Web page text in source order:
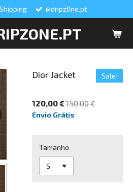
@dripz0ne.pt
Dior Jacket Sale!
120,00 €150,00 €
Envio Grátis
Tamanho